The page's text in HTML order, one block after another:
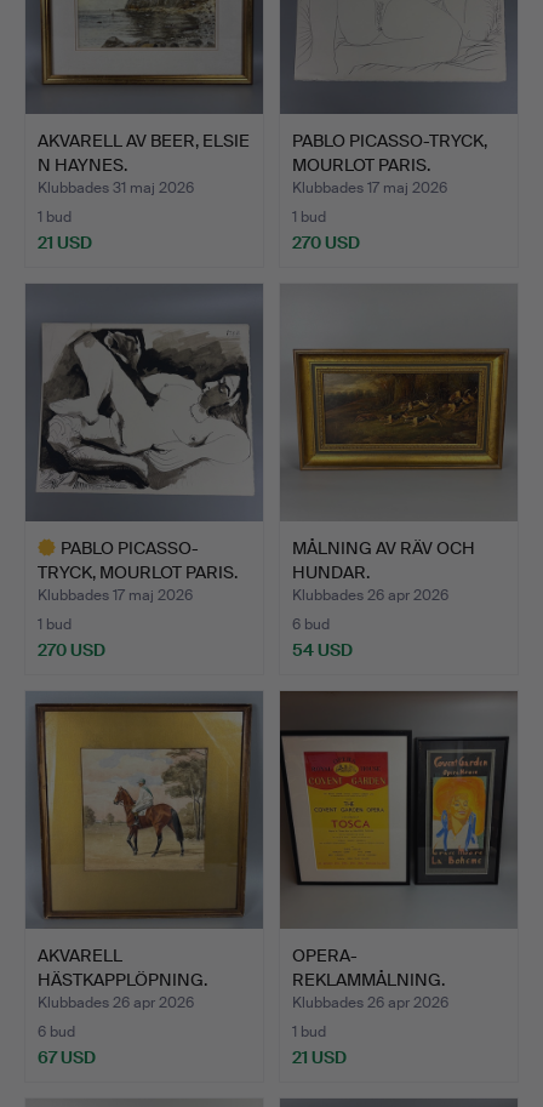
AKVARELL AV BEER, ELSIE
N HAYNES.
Klubbades 31 maj 2026
1 bud
21 USD
PABLO PICASSO-TRYCK,
MOURLOT PARIS.
Klubbades 17 maj 2026
1 bud
270 USD
PABLO PICASSO-
TRYCK, MOURLOT PARIS.
Klubbades 17 maj 2026
1 bud
270 USD
föremål
MÅLNING AV RÄV OCH
HUNDAR.
Klubbades 26 apr 2026
6 bud
54 USD
AKVARELL
HÄSTKAPPLÖPNING.
Klubbades 26 apr 2026
6 bud
67 USD
OPERA-
REKLAMMÅLNING.
Klubbades 26 apr 2026
1 bud
21 USD